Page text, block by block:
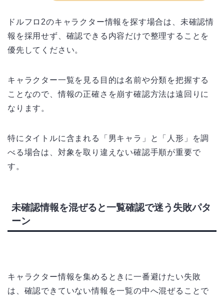
ドルフロ2のキャラクター情報を探す場合は、未確認情
報を採用せず、確認できる内容だけで整理することを
優先してください。
キャラクター一覧を見る目的は名前や分類を把握する
ことなので、情報の正確さを崩す確認方法は遠回りに
なります。
特にタイトルに含まれる「男キャラ」と「人形」を調
べる場合は、対象を取り違えない確認手順が重要で
す。
未確認情報を混ぜると一覧確認で迷う失敗パタ
ーン
キャラクター情報を集めるときに一番避けたい失敗
は、確認できていない情報を一覧の中へ混ぜることで